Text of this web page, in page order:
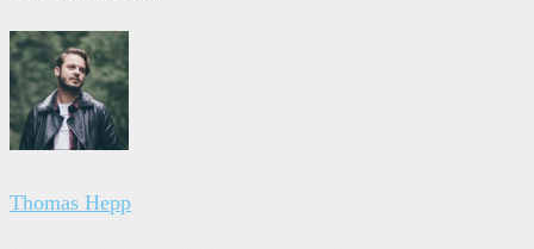
Thomas Hepp